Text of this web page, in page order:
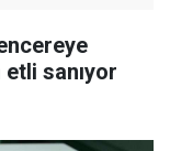
sanıyor